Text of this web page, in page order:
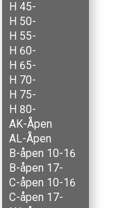
H 45-
H 50-
H 55-
H 60-
H 65-
H 70-
H 75-
H 80-
AK-Åpen
AL-Åpen
B-åpen 10-16
B-åpen 17-
C-åpen 10-16
C-åpen 17-